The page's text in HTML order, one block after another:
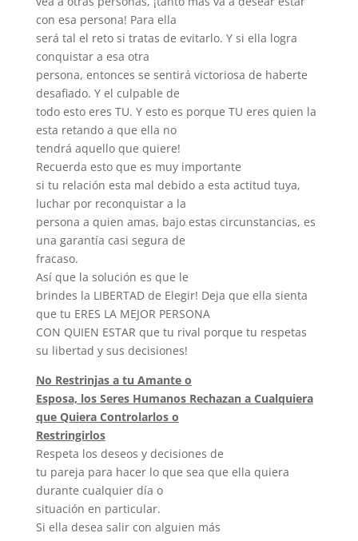
con esa persona! Para ella
será tal el reto si tratas de evitarlo. Y si ella logra
conquistar a esa otra
persona, entonces se sentirá victoriosa de haberte
desafiado. Y el culpable de
todo esto eres TU. Y esto es porque TU eres quien la
esta retando a que ella no
tendrá aquello que quiere!
Recuerda esto que es muy importante
si tu relación esta mal debido a esta actitud tuya,
luchar por reconquistar a la
persona a quien amas, bajo estas circunstancias, es
una garantía casi segura de
fracaso.
Así que la solución es que le
brindes la LIBERTAD de Elegir! Deja que ella sienta
que tu ERES LA MEJOR PERSONA
CON QUIEN ESTAR que tu rival porque tu respetas
su libertad y sus decisiones!
No Restrinjas a tu Amante o
Esposa, los Seres Humanos Rechazan a Cualquiera
que Quiera Controlarlos o
Restringirlos
Respeta los deseos y decisiones de
tu pareja para hacer lo que sea que ella quiera
durante cualquier día o
situación en particular.
Si ella desea salir con alguien más